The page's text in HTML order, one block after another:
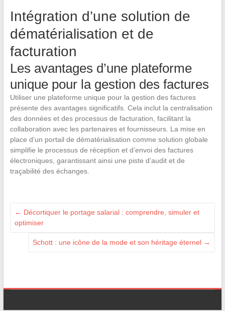
Intégration d’une solution de
dématérialisation et de
facturation
Les avantages d’une plateforme
unique pour la gestion des factures
Utiliser une plateforme unique pour la gestion des factures
présente des avantages significatifs. Cela inclut la centralisation
des données et des processus de facturation, facilitant la
collaboration avec les partenaires et fournisseurs. La mise en
place d’un portail de dématérialisation comme solution globale
simplifie le processus de réception et d’envoi des factures
électroniques, garantissant ainsi une piste d’audit et de
traçabilité des échanges.
← Décortiquer le portage salarial : comprendre, simuler et
optimiser
Schott : une icône de la mode et son héritage éternel →